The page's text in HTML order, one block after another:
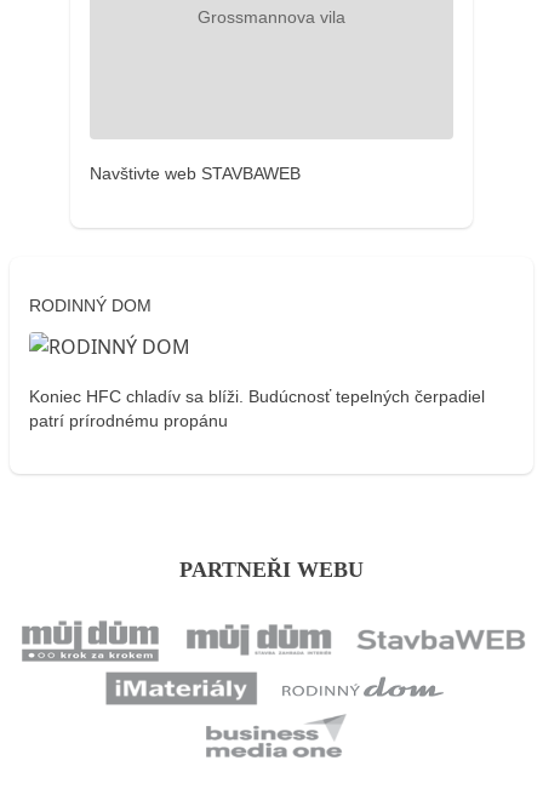
Navštivte web STAVBAWEB
RODINNÝ DOM
Koniec HFC chladív sa blíži. Budúcnosť tepelných čerpadiel
patrí prírodnému propánu
PARTNEŘI WEBU